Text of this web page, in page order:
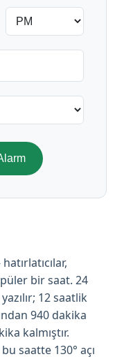
bir saat. 24
12 saatlik
940 dakika
kalmıştır.
saatte 130° açı